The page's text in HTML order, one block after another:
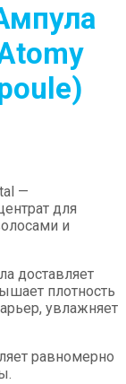
)
—
для
и
доставляет
плотность
увлажняет
равномерно